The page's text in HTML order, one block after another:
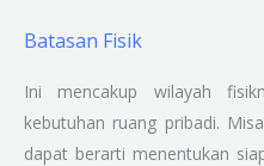
Batasan Fisik
Ini mencakup wilayah
kebutuhan ruang pribadi.
dapat berarti menentukan